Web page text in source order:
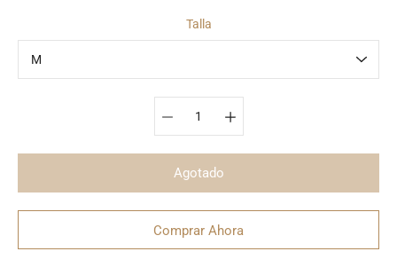
Talla
Seleccionar variante
Agotado
Comprar Ahora